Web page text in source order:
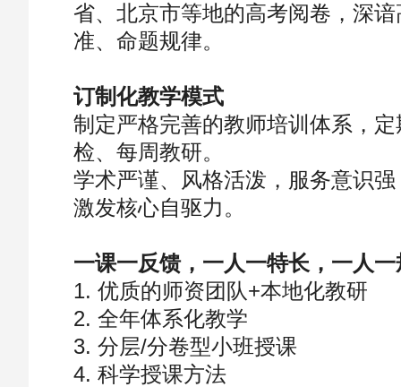
省、北京市等地的高考阅卷，深
准、命题规律。
订制化教学模式
制定严格完善的教师培训体系，
检、每周教研。
学术严谨、风格活泼，服务意识
激发核心自驱力。
一课一反馈，一人一特长，一人一
1. 优质的师资团队+本地化教研
2. 全年体系化教学
3. 分层/分卷型小班授课
4. 科学授课方法